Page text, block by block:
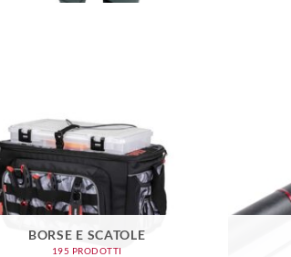
BORSE E SCATOLE
195 PRODOTTI